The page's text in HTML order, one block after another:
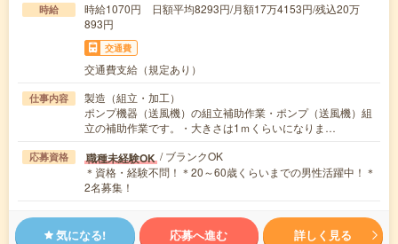
時給
時給1070円 日額平均8293円/月額17万4153円/残込20万
893円
交通費
交通費支給（規定あり）
仕事内容
製造（組立・加工）
ポンプ機器（送風機）の組立補助作業・ポンプ（送風機）組
立の補助作業です。・大きさは1ｍくらいになりま…
応募資格 職種未経験OK / ブランクOK
＊資格・経験不問！＊20～60歳くらいまでの男性活躍中！＊
2名募集！
気になる! 応募へ進む 詳しく見る